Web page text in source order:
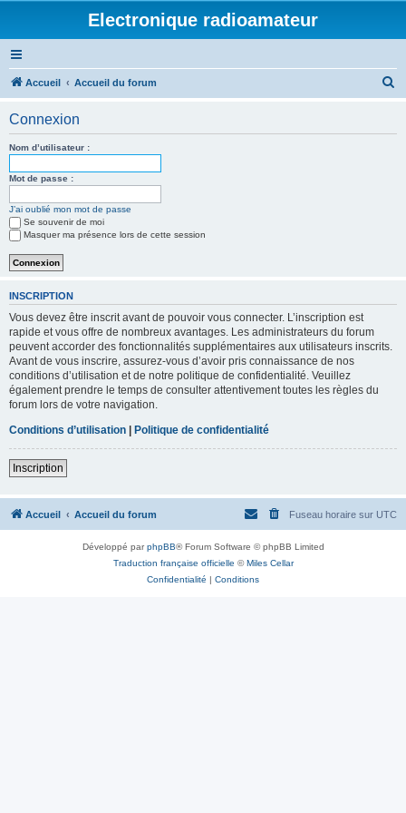
Electronique radioamateur
Accueil Accueil du forum
Connexion
Nom d’utilisateur :
Mot de passe :
J’ai oublié mon mot de passe
Se souvenir de moi
Masquer ma présence lors de cette session
INSCRIPTION
Vous devez être inscrit avant de pouvoir vous connecter. L’inscription est
rapide et vous offre de nombreux avantages. Les administrateurs du forum
peuvent accorder des fonctionnalités supplémentaires aux utilisateurs inscrits.
Avant de vous inscrire, assurez-vous d’avoir pris connaissance de nos
conditions d’utilisation et de notre politique de confidentialité. Veuillez
également prendre le temps de consulter attentivement toutes les règles du
forum lors de votre navigation.
Conditions d’utilisation | Politique de confidentialité
Inscription
Accueil Accueil du forum Fuseau horaire sur UTC
Développé parphpBB® Forum Software © phpBB Limited
Traduction française officielle ©Miles Cellar
Confidentialité | Conditions